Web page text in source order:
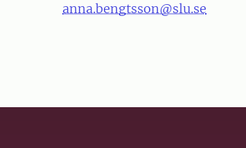
anna.bengtsson@slu.se